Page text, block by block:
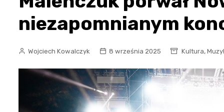
niezapomnianym
Wojciech Kowalczyk 8 września 2025 Kultura,